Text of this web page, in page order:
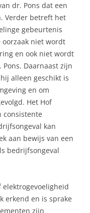
dr. Pons dat een
Verder betreft het
gebeurtenis
niet wordt
en ook niet wordt
Daarnaast zijn
alleen geschikt is
en om
Het Hof
consistente
kan
aan bewijs van een
bedrijfsongeval
erkend en is sprake
zijn